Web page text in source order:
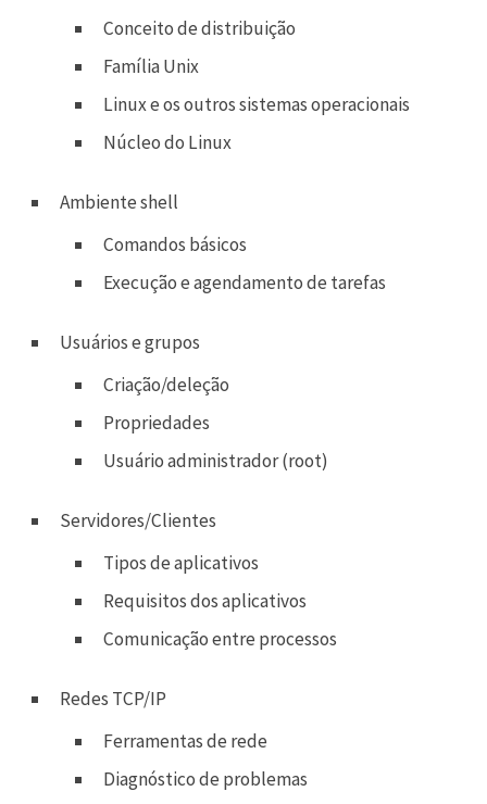
Conceito de distribuição
Família Unix
Linux e os outros sistemas operacionais
Núcleo do Linux
Ambiente shell
Comandos básicos
Execução e agendamento de tarefas
Usuários e grupos
Criação/deleção
Propriedades
Usuário administrador (root)
Servidores/Clientes
Tipos de aplicativos
Requisitos dos aplicativos
Comunicação entre processos
Redes TCP/IP
Ferramentas de rede
Diagnóstico de problemas